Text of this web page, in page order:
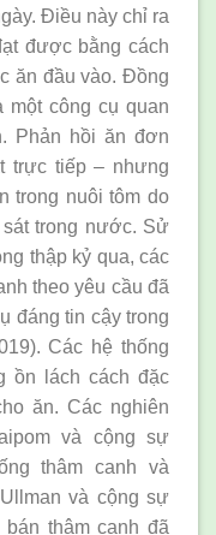
Điều này chỉ ra
được bằng cách
ăn đầu vào. Đồng
công cụ quan
Phản hồi ăn đơn
trực tiếp – nhưng
trong nuôi tôm do
trong nước. Sử
thập kỷ qua, các
theo yêu cầu đã
đáng tin cậy trong
Các hệ thống
ồn lách cách đặc
ăn. Các nghiên
và cộng sự
thâm canh và
và cộng sự
thâm canh đã